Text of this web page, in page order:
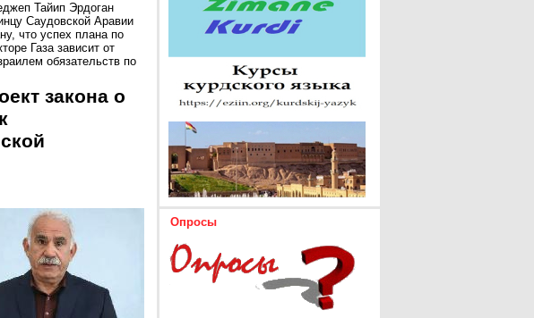
Тайип Эрдоган
Саудовской Аравии
что успех плана по
Газа зависит от
обязательств по
закона о
Опросы